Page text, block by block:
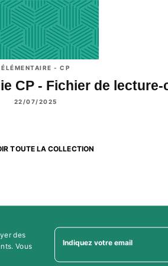
ÉLÉMENTAIRE - CP
CP - Fichier de
22/07/2025
TOUTE LA COLLECTION
des
Vous
Indiquez votre email